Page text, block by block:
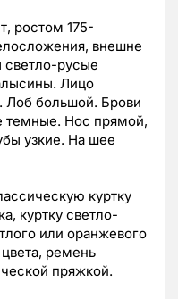
ростом 175-
внешне
светло-русые
Лицо
Лоб большой. Брови
темные. Нос прямой,
узкие. На шее
куртку
куртку светло-
или оранжевого
ремень
пряжкой.